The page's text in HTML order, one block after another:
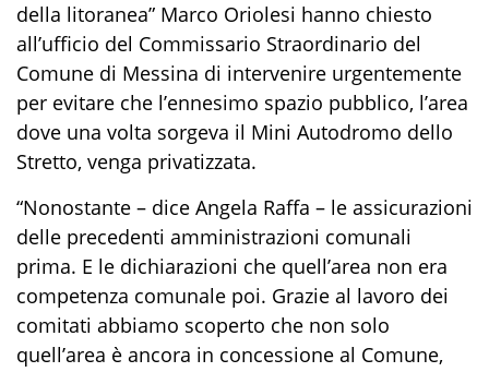
della litoranea” Marco Oriolesi hanno chiesto
all’ufficio del Commissario Straordinario del
Comune di Messina di intervenire urgentemente
per evitare che l’ennesimo spazio pubblico, l’area
dove una volta sorgeva il Mini Autodromo dello
Stretto, venga privatizzata.
“Nonostante – dice Angela Raffa – le assicurazioni
delle precedenti amministrazioni comunali
prima. E le dichiarazioni che quell’area non era
competenza comunale poi. Grazie al lavoro dei
comitati abbiamo scoperto che non solo
quell’area è ancora in concessione al Comune,